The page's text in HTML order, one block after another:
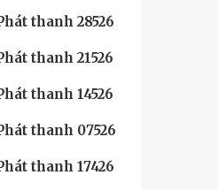
thanh 28526
thanh 21526
thanh 14526
thanh 07526
thanh 17426